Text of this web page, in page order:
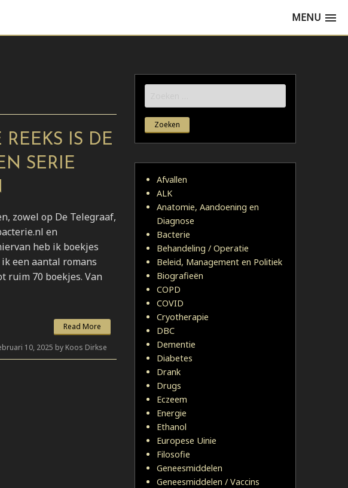
MENU
IS DE
SERIE
zowel op De Telegraaf,
en
heb ik boekjes
een aantal romans
ruim 70 boekjes. Van
Read More
10, 2025 by Koos Dirkse
naar:
Afvallen
ALK
Anatomie, Aandoening en
Diagnose
Bacterie
Behandeling / Operatie
Beleid, Management en Politiek
Biografieën
COPD
COVID
Cryotherapie
DBC
Dementie
Diabetes
Drank
Drugs
Eczeem
Energie
Ethanol
Europese Uinie
Filosofie
Geneesmiddelen
Geneesmiddelen / Vaccins